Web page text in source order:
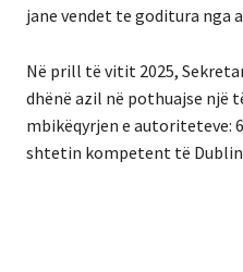
jane vendet te goditura nga
Në prill të vitit 2025,
dhënë azil në pothuajse një
mbikëqyrjen e autoriteteve:
shtetin kompetent të